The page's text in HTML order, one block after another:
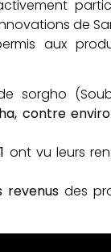
de
aux
sorgho
contre
ont vu leurs
revenus des